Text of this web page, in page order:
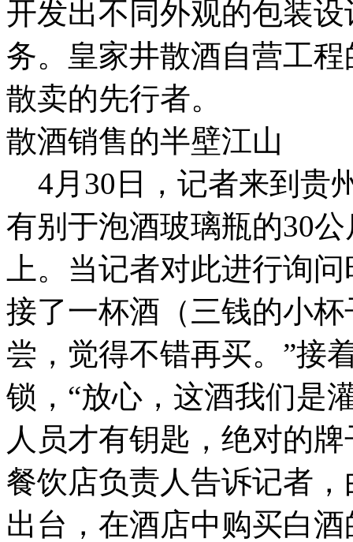
开发出不同外观的包装
务。皇家井散酒自营工
散卖的先行者。
散酒销售的半壁江山
4月30日，记者来到贵
有别于泡酒玻璃瓶的30
上。当记者对此进行询
接了一杯酒（三钱的小
尝，觉得不错再买。”接
锁，“放心，这酒我们是
人员才有钥匙，绝对的牌
餐饮店负责人告诉记者
出台，在酒店中购买白